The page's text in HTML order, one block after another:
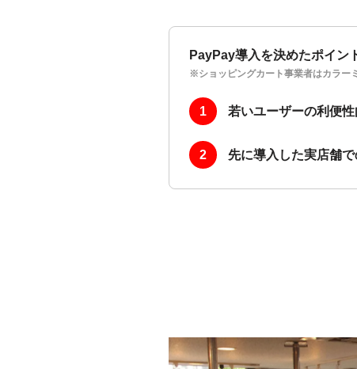
PayPay導入を決めたポイン
※ショッピングカート事業者はカラー
若いユーザーの利便
先に導入した実店舗